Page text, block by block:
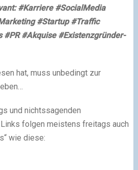
#Karriere #SocialMedia
#Startup #Traffic
#PR #Akquise #Existenzgründer-
hat, muss unbedingt zur
und nichtssagenden
folgen meistens freitags auch
wie diese: